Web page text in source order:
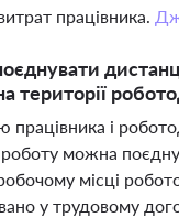
працівника.
території
працівника і
можна
місці
у трудовому